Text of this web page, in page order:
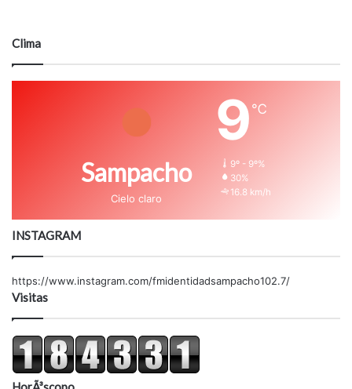
Clima
Sampacho
Cielo claro
9 ℃
9º - 9º%
30%
16.8 km/h
INSTAGRAM
https://www.instagram.com/fmidentidadsampacho102.7/
Visitas